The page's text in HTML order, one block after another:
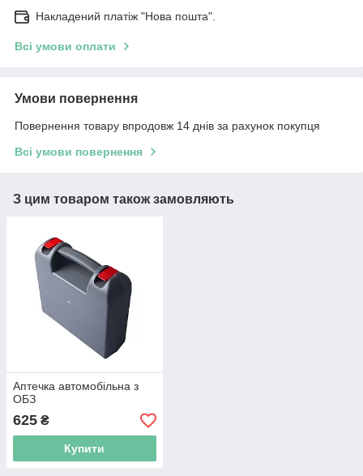
Накладений платіж "Нова пошта".
Всі умови оплати
Умови повернення
Повернення товару впродовж 14 днів за рахунок покупця
Всі умови повернення
З цим товаром також замовляють
Аптечка автомобільна з
ОБЗ
625 ₴
Купити